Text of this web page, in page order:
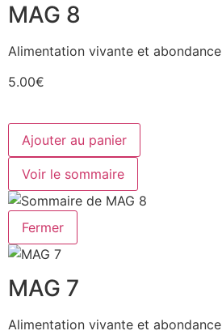
MAG 8
Alimentation vivante et abondance
5.00€
Ajouter au panier
Voir le sommaire
Fermer
MAG 7
Alimentation vivante et abondance